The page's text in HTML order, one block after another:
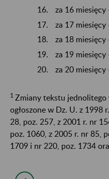
za 16 miesięcy
za 17 miesięcy
za 18 miesięcy
za 19 miesięcy
za 20 miesięcy
1 Zmiany tekstu jednolitego
ogłoszone w Dz. U. z 1998
28, poz. 257, z 2001 r. nr
poz. 1060, z 2005 r. nr 85,
1709 i nr 220, poz. 1734